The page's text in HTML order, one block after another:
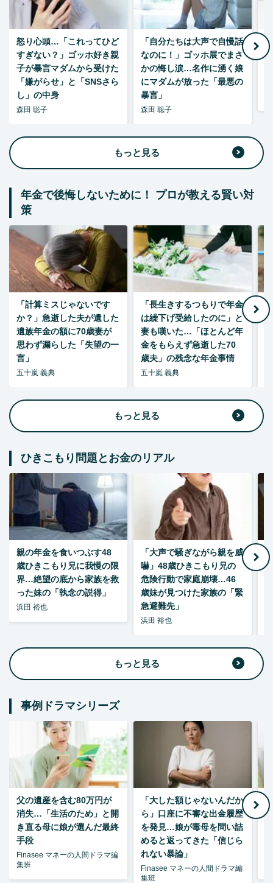
怒り心頭…「これってひど
すぎない？」ゴッホ好き親
子が暴言マダムから受けた
「嫌がらせ」と「SNSさら
し」の中身
森田 聡子
「自分たちは大声で自慢話
なのに！」ゴッホ展でまさ
かの悔し涙…名作に湧く娘
にマダムが放った「最悪の
暴言」
森田 聡子
もっと見る
年金で後悔しないために！ プロが教える賢い対
策
「計算ミスじゃないです
か？」急逝した夫が遺した
遺族年金の額に70歳妻が
思わず漏らした「失望の一
言」
五十嵐 義典
「長生きするつもりで年金
は繰下げ受給したのに」と
妻も嘆いた…「ほとんど年
金をもらえず急逝した70
歳夫」の残念な年金事情
五十嵐 義典
もっと見る
ひきこもり問題とお金のリアル
親の年金を食いつぶす48
歳ひきこもり兄に我慢の限
界…絶望の底から家族を救
った妹の「執念の説得」
浜田 裕也
「大声で騒ぎながら親を威
嚇」48歳ひきこもり兄の
危険行動で家庭崩壊…46
歳妹が見つけた家族の「緊
急避難先」
浜田 裕也
もっと見る
事例ドラマシリーズ
父の遺産を含む80万円が
消失…「生活のため」と開
き直る母に娘が選んだ最終
手段
Finasee マネーの人間ドラマ編
集班
「大した額じゃないんだか
ら」口座に不審な出金履歴
を発見…娘が毒母を問い詰
めると返ってきた「信じら
れない暴論」
Finasee マネーの人間ドラマ編
集班